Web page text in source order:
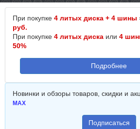
При покупке 4 литых диска + 4 шины
руб.
При покупке 4 литых диска или 4
50%
Подробнее
Новинки и обзоры товаров, скидки и
MAX
Подписаться